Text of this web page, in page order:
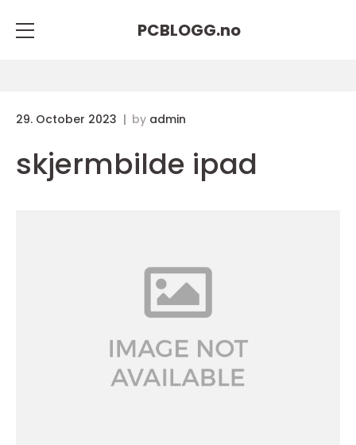
PCBLOGG.no
29. October 2023 by admin
skjermbilde ipad